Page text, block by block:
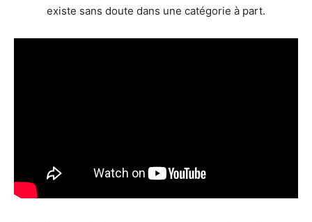
existe sans doute dans une catégorie à part.